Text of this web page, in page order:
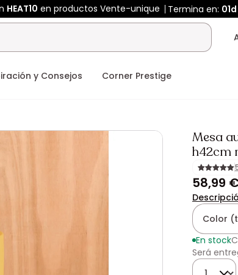
HEAT10 en productos Vente-unique Termina en: 01d
y Consejos Corner Prestige
Mesa
h42cm
58,99
Color
En stock
Será
Cantidad